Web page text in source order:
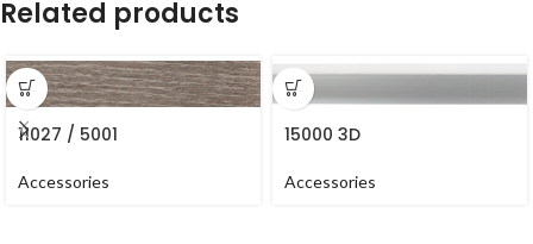
Related products
11027 / 5001
Accessories
15000 3D
Accessories